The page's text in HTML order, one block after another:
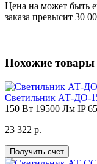
Цена на может быть
заказа превысит 30
Похожие товары
Светильник АТ-ДО-
150 Вт 19500 Лм IP 65
23 322 р.
Получить счет